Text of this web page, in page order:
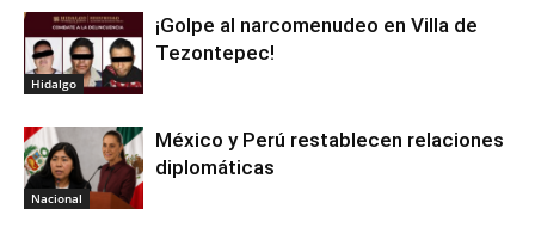
Hidalgo
¡Golpe al narcomenudeo en Villa de
Tezontepec!
Nacional
México y Perú restablecen relaciones
diplomáticas